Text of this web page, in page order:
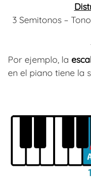
3 Semitonos –
Por ejemplo, la
en el piano tiene la